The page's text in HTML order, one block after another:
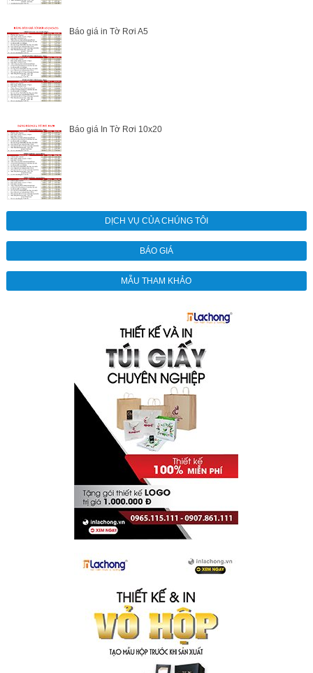
Báo giá in Tờ Rơi A5
Báo giá In Tờ Rơi 10x20
DỊCH VỤ CỦA CHÚNG TÔI
BÁO GIÁ
MẪU THAM KHẢO